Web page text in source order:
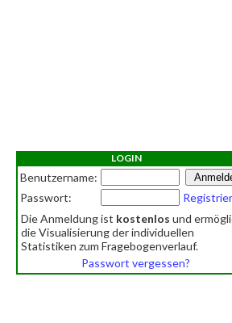
LOGIN
Benutzername:
Passwort:
Die Anmeldung ist kostenlos und
die Visualisierung der individuellen
Statistiken zum Fragebogenverlauf.
Passwort vergessen?